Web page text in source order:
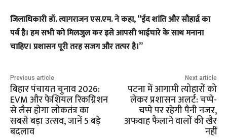
​जिलाधिकारी डॉ. त्यागराजन एस.एम. ने कहा, “ईद शांति और सौहार्द्र का
पर्व है। हम सभी को मिलजुल कर इसे आपसी भाईचारे के साथ मनाना
चाहिए। प्रशासन पूरी तरह सजग और तत्पर है।”
Previous article
बिहार पंचायत चुनाव 2026:
EVM और फेशियल रिकग्निशन
से लैस होगा लोकतंत्र का
सबसे बड़ा उत्सव, जानें 5 बड़े
बदलाव
Next article
पटना में आगामी त्योहारों को
लेकर प्रशासन अलर्ट: चप्पे-
चप्पे पर रहेगी पैनी नजर,
अफवाह फैलाने वालों की खैर
नहीं